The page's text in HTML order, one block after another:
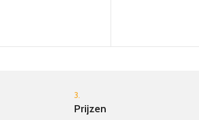
3.
Prijzen